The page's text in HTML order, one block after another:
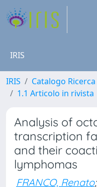
IRIS
IRIS Catalogo Ricerca
1.1 Articolo in rivista
Analysis of
transcription
and their
lymphomas
FRANCO, Renato;